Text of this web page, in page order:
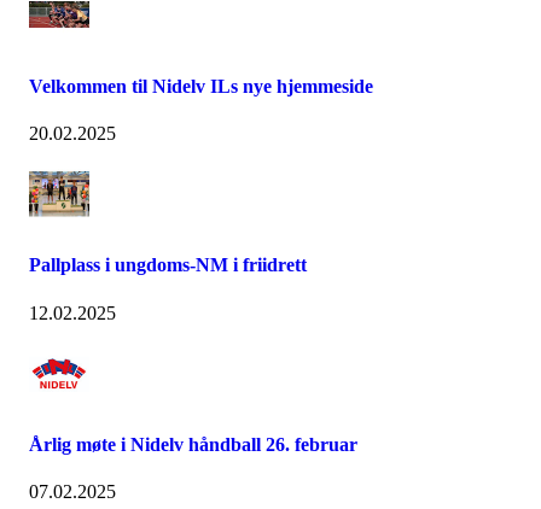
Velkommen til Nidelv ILs nye hjemmeside
20.02.2025
Pallplass i ungdoms-NM i friidrett
12.02.2025
Årlig møte i Nidelv håndball 26. februar
07.02.2025